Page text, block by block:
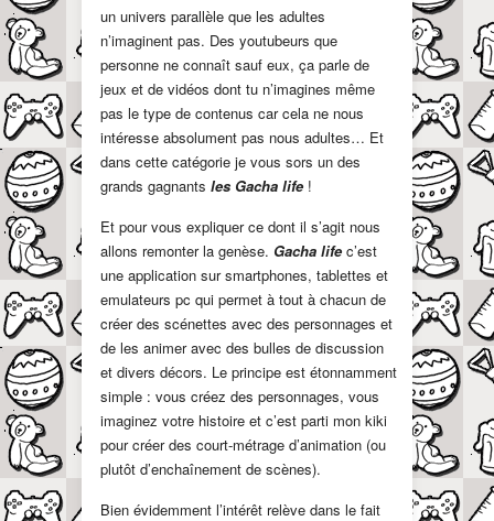
un univers parallèle que les adultes
n’imaginent pas. Des youtubeurs que
personne ne connaît sauf eux, ça parle de
jeux et de vidéos dont tu n’imagines même
pas le type de contenus car cela ne nous
intéresse absolument pas nous adultes… Et
dans cette catégorie je vous sors un des
grands gagnants les Gacha life!
Et pour vous expliquer ce dont il s’agit nous
allons remonter la genèse. Gacha lifec’est
une application sur smartphones, tablettes et
emulateurs pc qui permet à tout à chacun de
créer des scénettes avec des personnages et
de les animer avec des bulles de discussion
et divers décors. Le principe est étonnamment
simple : vous créez des personnages, vous
imaginez votre histoire et c’est parti mon kiki
pour créer des court-métrage d’animation (ou
plutôt d’enchaînement de scènes).
Bien évidemment l’intérêt relève dans le fait